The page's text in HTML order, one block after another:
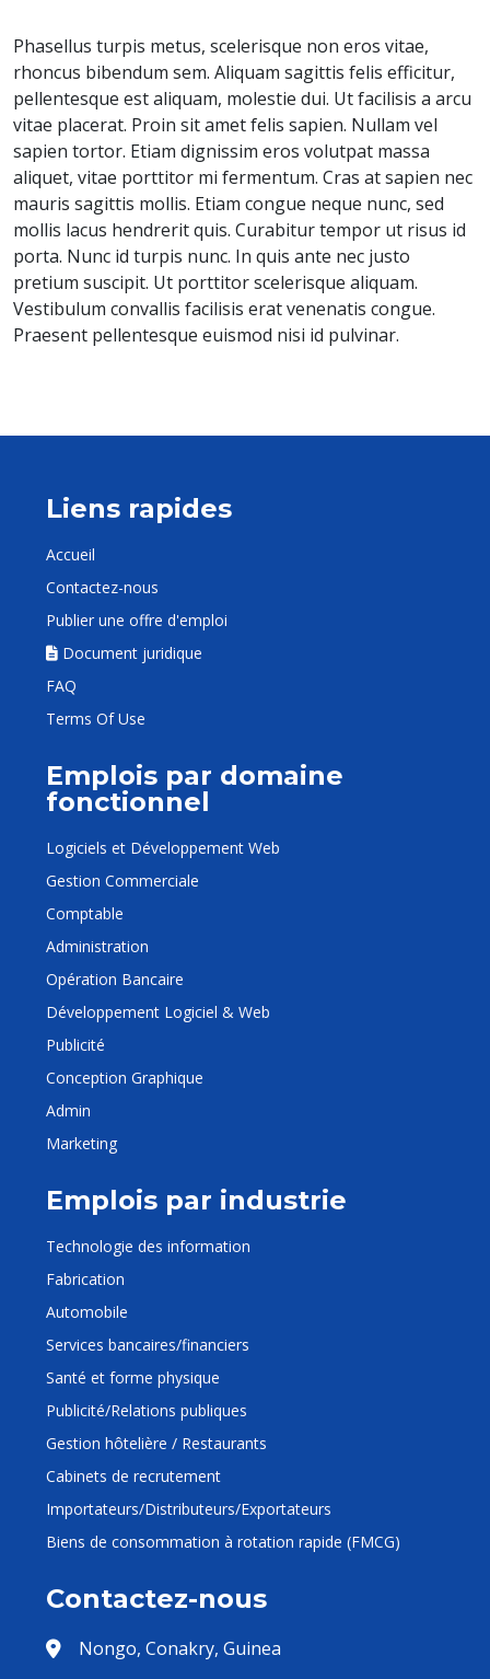
Phasellus turpis metus, scelerisque non eros vitae,
rhoncus bibendum sem. Aliquam sagittis felis efficitur,
pellentesque est aliquam, molestie dui. Ut facilisis a arcu
vitae placerat. Proin sit amet felis sapien. Nullam vel
sapien tortor. Etiam dignissim eros volutpat massa
aliquet, vitae porttitor mi fermentum. Cras at sapien nec
mauris sagittis mollis. Etiam congue neque nunc, sed
mollis lacus hendrerit quis. Curabitur tempor ut risus id
porta. Nunc id turpis nunc. In quis ante nec justo
pretium suscipit. Ut porttitor scelerisque aliquam.
Vestibulum convallis facilisis erat venenatis congue.
Praesent pellentesque euismod nisi id pulvinar.
Liens rapides
Accueil
Contactez-nous
Publier une offre d'emploi
Document juridique
FAQ
Terms Of Use
Emplois par domaine
fonctionnel
Logiciels et Développement Web
Gestion Commerciale
Comptable
Administration
Opération Bancaire
Développement Logiciel & Web
Publicité
Conception Graphique
Admin
Marketing
Emplois par industrie
Technologie des information
Fabrication
Automobile
Services bancaires/financiers
Santé et forme physique
Publicité/Relations publiques
Gestion hôtelière / Restaurants
Cabinets de recrutement
Importateurs/Distributeurs/Exportateurs
Biens de consommation à rotation rapide (FMCG)
Contactez-nous
Nongo, Conakry, Guinea